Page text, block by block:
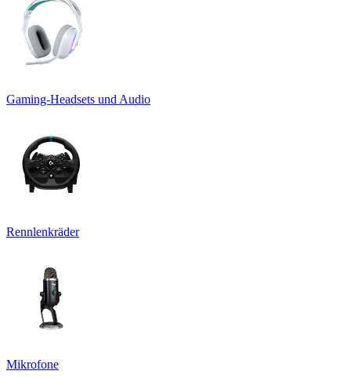
Gaming-Headsets und Audio
Rennlenkräder
Mikrofone